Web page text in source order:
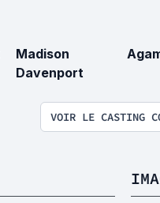
Madison
Davenport
VOIR LE CASTING